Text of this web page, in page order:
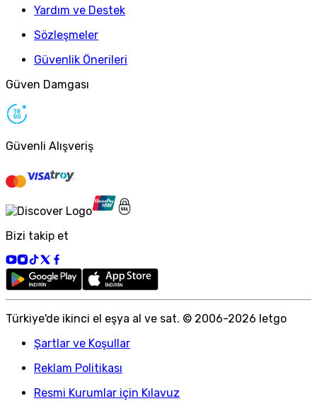
Yardım ve Destek
Sözleşmeler
Güvenlik Önerileri
Güven Damgası
Güvenli Alışveriş
Bizi takip et
Türkiye'de ikinci el eşya al ve sat. © 2006-2026 letgo
Şartlar ve Koşullar
Reklam Politikası
Resmi Kurumlar için Kılavuz